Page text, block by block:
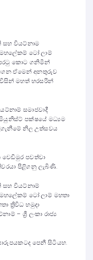
සහ වියට්නාම
ටෝ ලාම්
කොට ගනිමින්
ගෙන ඒමෙන් අනතුරුව
විසින් මහත් හරසරින්
සමාජවාදී
පක්ෂයේ මධ්‍යම
නිල උත්සවය
පවත්වා
පිළිගනු ලැබිණි.
සහ වියට්නාම්
ටෝ ලාම් මහතා
ත්‍රිවිධ හමුදා
– ශ්‍රී ලංකා රාජ්‍ය
පෙනී සිටියහ.